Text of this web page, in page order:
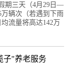
期三天（4月29日—
辆次（若遇到下雨
流量将高达142万
子"养老服务